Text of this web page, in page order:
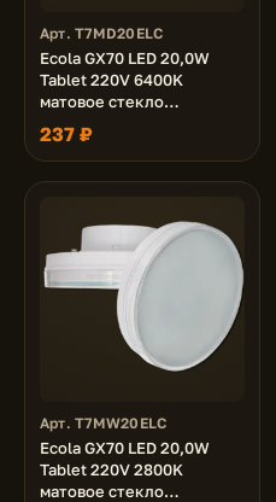
Арт. T7MD20ELC
Ecola GX70 LED 20,0W
Tablet 220V 6400K
матовое стекло
(композит) 111х42
237 ₽
Арт. T7MW20ELC
Ecola GX70 LED 20,0W
Tablet 220V 2800K
матовое стекло